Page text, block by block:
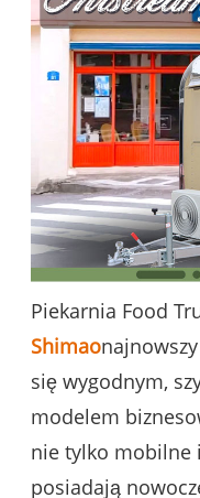
Piekarnia Food
Shimao
się wygodnym,
modelem
nie tylko mobilne
posiadają